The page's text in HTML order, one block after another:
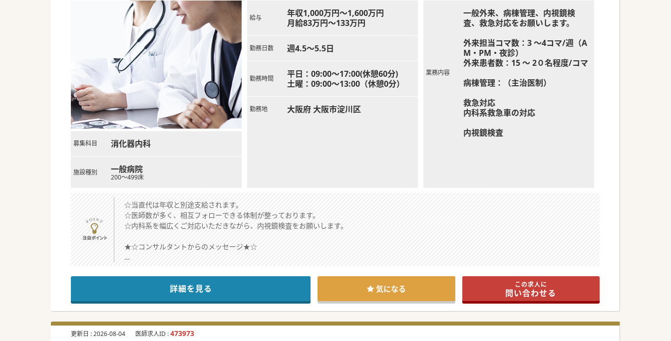
募集科目 消化器内科
施設種別 一般病院
200～499床
給与
年収1,000万円～1,600万円
月給83万円～133万円
勤務日数 週4.5～5.5日
勤務時間
平日：09:00～17:00(休憩60分)
土曜：09:00～13:00（休憩0分）
勤務地 大阪府 大阪市淀川区
業務内容
一般外来、病棟管理、内視鏡検
査、救急対応をお願いします。
外来担当コマ数：3 ～4コマ/週（A
M・PM・夜診）
外来患者数：15 ～ 2０名程度/コマ
病棟管理：（主治医制）
救急対応
内科系救急車の対応
内視鏡検査
☆当直代は年収と別途支給されます。
☆医師数が多く、相互フォローできる体制が整っております。
☆内科系を幅広くご対応いただきながら、内視鏡検査をお願いします。
★☆コンサルタントからのメッセージ★☆
内科を幅広くみつつ、内視鏡検査もしたい先生におすすめです。
救急対応は近隣に急性期病院があるため、件数は多くありません。
病院建物上層階の社員寮（3LDK）も空き状況によっては斡旋可能です。
是非一度お問い合わせください。
#秋入職可
詳細を見る 気になる この求人に
問い合わせる
更新日 :2026-08-04 医師求人ID :473973